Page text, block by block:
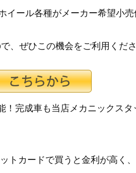
ール各種がメーカー希望小
、ぜひこの機会をご利用くだ
完成車も当店メカニックス
トカードで買うと金利が高く